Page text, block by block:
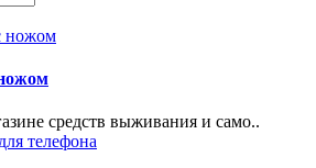
средств выживания и само..